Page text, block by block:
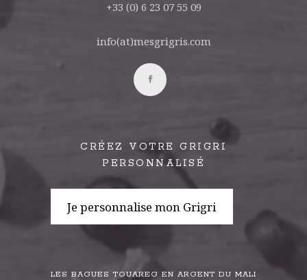
+33 (0) 6 23 07 55 09
info(at)mesgrigris.com
CRÉEZ VOTRE GRIGRI
PERSONNALISÉ
Je personnalise mon Grigri
LES BAGUES TOUAREG EN ARGENT DU MALI